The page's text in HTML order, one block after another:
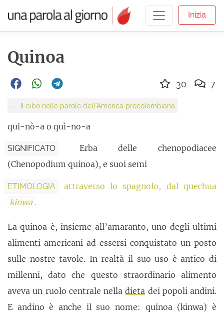
Inizia
Quinoa
Il cibo nelle parole dell'America precolombiana
qui-nò-a o quì-no-a
SIGNIFICATO
Erba delle chenopodiacee
(Chenopodium quinoa), e suoi semi
ETIMOLOGIA
attraverso lo spagnolo, dal quechua
kinwa .
La quinoa è, insieme all’amaranto, uno degli ultimi
alimenti americani ad essersi conquistato un posto
sulle nostre tavole. In realtà il suo uso è antico di
millenni, dato che questo straordinario alimento
aveva un ruolo centrale nelladieta dei popoli andini.
E andino è anche il suo nome: quinoa (kinwa) è
30 7